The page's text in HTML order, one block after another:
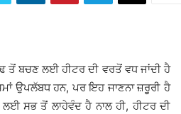
ਬਚਣ ਲਈ ਹੀਟਰ ਦੀ ਵਰਤੋਂ ਵਧ ਜਾਂਦੀ ਹੈ
ਉਪਲੱਬਧ ਹਨ, ਪਰ ਇਹ ਜਾਣਨਾ ਜ਼ਰੂਰੀ ਹੈ
ਸਭ ਤੋਂ ਲਾਹੇਵੰਦ ਹੈ ਨਾਲ ਹੀ, ਹੀਟਰ ਦੀ